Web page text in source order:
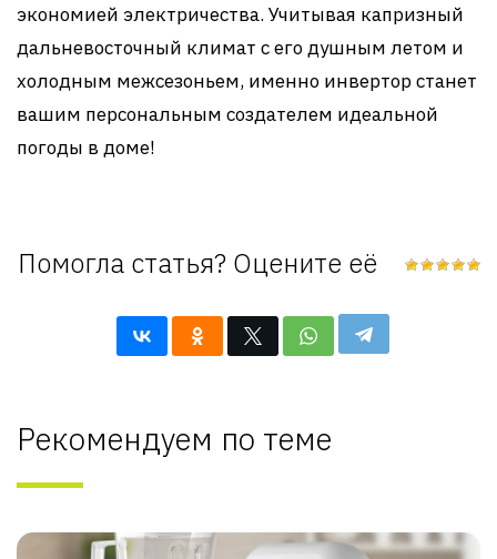
экономией электричества. Учитывая капризный
дальневосточный климат с его душным летом и
холодным межсезоньем, именно инвертор станет
вашим персональным создателем идеальной
погоды в доме!
Помогла статья? Оцените её
Рекомендуем по теме